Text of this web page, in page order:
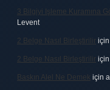
3 Bilgiyi Işleme Kuramına
Levent
2 Belge Nasıl Birleştirilir için
2 Belge Nasıl Birleştirilir için
Baskın Alel Ne Demek için